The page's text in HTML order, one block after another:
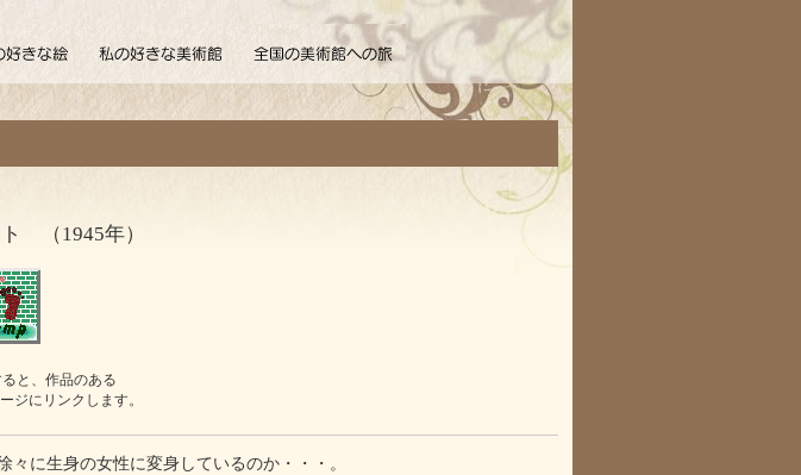
（1945年）
と、作品のある
ジにリンクします。
に生身の女性に変身しているのか・・・。